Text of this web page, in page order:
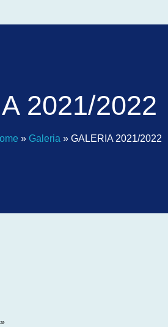
2021/2022
» Galeria » GALERIA 2021/2022
»